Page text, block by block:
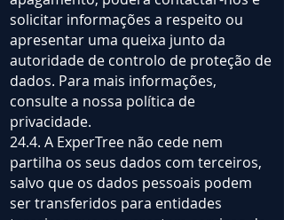
solicitar informações a respeito ou
apresentar uma queixa junto da
autoridade de controlo de proteção de
dados. Para mais informações,
consulte a nossa política de
privacidade.
24.4. A ExperTree não cede nem
partilha os seus dados com terceiros,
salvo que os dados pessoais podem
ser transferidos para entidades